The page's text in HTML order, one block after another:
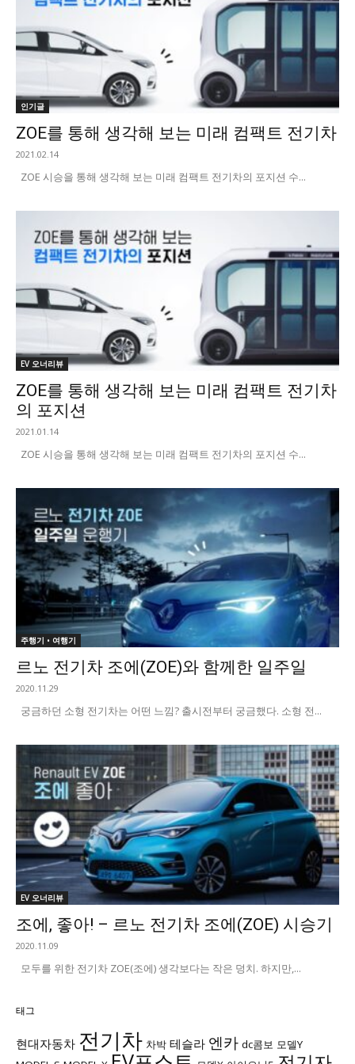
인기글
ZOE를 통해 생각해 보는 미래 컴팩트 전기차
2021.02.14
ZOE 시승을 통해 생각해 보는 미래 컴팩트 전기차의 포지션 수...
EV 오너리뷰
ZOE를 통해 생각해 보는 미래 컴팩트 전기차
의 포지션
2021.01.14
ZOE 시승을 통해 생각해 보는 미래 컴팩트 전기차의 포지션 수...
주행기 • 여행기
르노 전기차 조에(ZOE)와 함께한 일주일
2020.11.29
궁금하던 소형 전기차는 어떤 느낌? 출시전부터 궁금했다. 소형 전...
EV 오너리뷰
조에, 좋아! – 르노 전기차 조에(ZOE) 시승기
2020.11.09
모두를 위한 전기차 ZOE(조에) 생각보다는 작은 덩치. 하지만,...
태그
현대자동차 전기차 차박 테슬라 엔카 dc콤보 모델Y